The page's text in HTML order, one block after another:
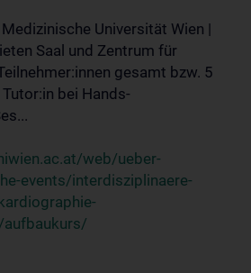
Universität Wien |
Saal und Zentrum für
gesamt bzw. 5
bei Hands-
web/ueber-
events/interdisziplinaere-